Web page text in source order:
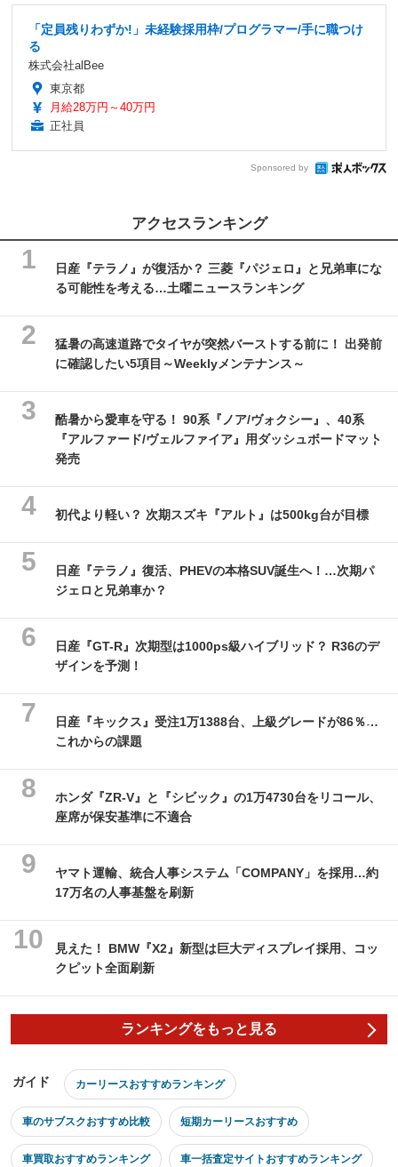
「定員残りわずか!」未経験採用枠/プログラマー/手に職つけ
る
株式会社alBee
東京都
月給28万円～40万円
正社員
Sponsored by
アクセスランキング
日産『テラノ』が復活か？ 三菱『パジェロ』と兄弟車にな
る可能性を考える…土曜ニュースランキング
猛暑の高速道路でタイヤが突然バーストする前に！ 出発前
に確認したい5項目～Weeklyメンテナンス～
酷暑から愛車を守る！ 90系『ノア/ヴォクシー』、40系
『アルファード/ヴェルファイア』用ダッシュボードマット
発売
初代より軽い？ 次期スズキ『アルト』は500kg台が目標
日産『テラノ』復活、PHEVの本格SUV誕生へ！…次期パ
ジェロと兄弟車か？
日産『GT-R』次期型は1000ps級ハイブリッド？ R36のデ
ザインを予測！
日産『キックス』受注1万1388台、上級グレードが86％…
これからの課題
ホンダ『ZR-V』と『シビック』の1万4730台をリコール、
座席が保安基準に不適合
ヤマト運輸、統合人事システム「COMPANY」を採用…約
17万名の人事基盤を刷新
見えた！ BMW『X2』新型は巨大ディスプレイ採用、コッ
クピット全面刷新
ランキングをもっと見る
ガイド カーリースおすすめランキング
車のサブスクおすすめ比較 短期カーリースおすすめ
車買取おすすめランキング 車一括査定サイトおすすめランキング